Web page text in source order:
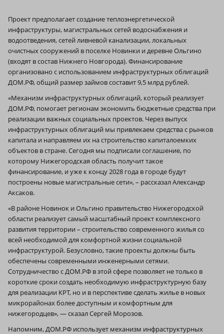
Проект предполагает создание теплоэнергетической
инфраструктуры, магистральных сетей водоснабжения и
водоотведения, сетей ливневой канализации, локальных
очистных сооружений в поселке Новинки и деревне Ольгино
(входят в состав Нижнего Новгорода). Финансирование
организовано с использованием инфраструктурных облигаций
ДОМ.РФ, общий размер займов составит 9,5 млрд рублей.
«Механизм инфраструктурных облигаций, который реализует
ДОМ.РФ, помогает регионам экономить бюджетные средства при
реализации важных социальных проектов. Через выпуск
инфраструктурных облигаций мы привлекаем средства с рынков
капитала и направляем их на строительство капиталоемких
объектов в стране. Сегодня мы подписали соглашение, по
которому Нижегородская область получит такое
финансирование, и уже к концу 2028 года в городе будут
построены новые магистральные сети», – рассказал Александр
Аксаков.
«В районе Новинок и Ольгино правительство Нижегородской
области реализует самый масштабный проект комплексного
развития территории – строительство современного жилья со
всей необходимой для комфортной жизни социальной
инфраструктурой. Безусловно, такие проекты должны быть
обеспечены современными инженерными сетями.
Сотрудничество с ДОМ.РФ в этой сфере позволяет не только в
короткие сроки создать необходимую инфраструктурную базу
для реализации КРТ, но и в перспективе сделать жилье в новых
микрорайонах более доступным и комфортным для
нижегородцев», — сказал Сергей Морозов.
Напомним, ДОМ.РФ использует механизм инфраструктурных